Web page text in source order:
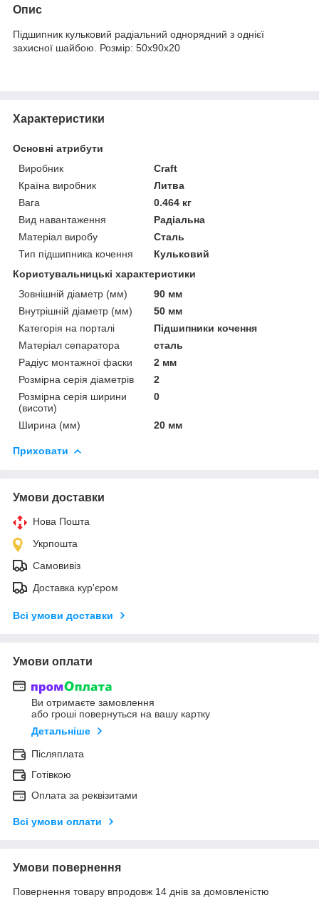
Опис
Підшипник кульковий радіальний однорядний з однієї
захисної шайбою. Розмір: 50х90х20
Характеристики
Основні атрибути
Виробник
Craft
Країна виробник
Литва
Вага
0.464 кг
Вид навантаження
Радіальна
Матеріал виробу
Сталь
Тип підшипника кочення
Кульковий
Користувальницькі характеристики
Зовнішній діаметр (мм)
90 мм
Внутрішній діаметр (мм)
50 мм
Категорія на порталі
Підшипники кочення
Матеріал сепаратора
сталь
Радіус монтажної фаски
2 мм
Розмірна серія діаметрів
2
Розмірна серія ширини
(висоти)
0
Ширина (мм) 20 мм
Приховати
Умови доставки
Нова Пошта
Укрпошта
Самовивіз
Доставка кур'єром
Всі умови доставки
Умови оплати
Ви отримаєте замовлення
або гроші повернуться на вашу картку
Детальніше
Післяплата
Готівкою
Оплата за реквізитами
Всі умови оплати
Умови повернення
Повернення товару впродовж 14 днів за домовленістю